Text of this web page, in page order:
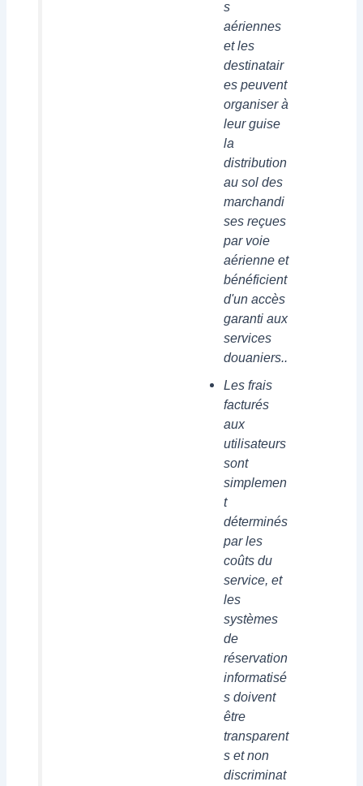
s
aériennes
et les
destinatair
es peuvent
organiser à
leur guise
la
distribution
au sol des
marchandi
ses reçues
par voie
aérienne et
bénéficient
d'un accès
garanti aux
services
douaniers..
Les frais
facturés
aux
utilisateurs
sont
simplemen
t
déterminés
par les
coûts du
service, et
les
systèmes
de
réservation
informatisé
s doivent
être
transparent
s et non
discriminat